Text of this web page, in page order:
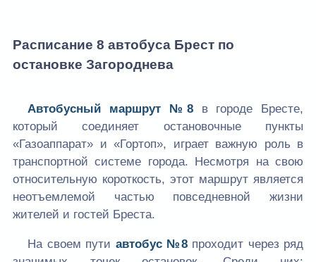
Расписание 8 автобуса Брест по
остановке Загороднева
Автобусный маршрут №8 в городе Бресте,
который соединяет остановочные пункты
«Газоаппарат» и «Гортоп», играет важную роль в
транспортной системе города. Несмотря на свою
относительную короткость, этот маршрут является
неотъемлемой частью повседневной жизни
жителей и гостей Бреста.
На своем пути автобус №8проходит через ряд